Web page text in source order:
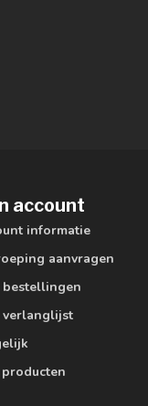
account
informatie
aanvragen
bestellingen
verlanglijst